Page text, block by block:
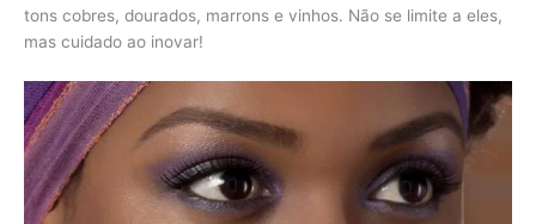
tons cobres, dourados, marrons e vinhos. Não se limite a eles,
mas cuidado ao inovar!